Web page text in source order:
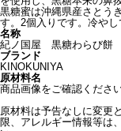
黒糖蜜は沖縄県産さとう
す。2個入りです。冷やし
名称
紀ノ国屋 黒糖わらび餅
ブランド
KINOKUNIYA
原材料名
商品画像をご確認ください
原材料は予告なしに変更
限、アレルギー情報等は